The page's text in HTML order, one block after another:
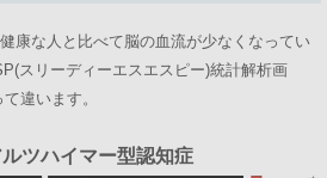
康な人と比べて脳の血流が少なくなってい
スリーディーエスエスピー)統計解析画
違います。
ツハイマー型認知症